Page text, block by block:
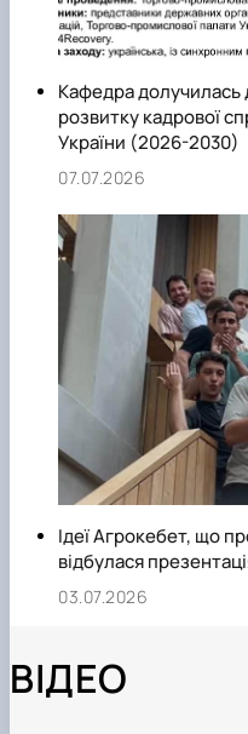
Кафедра долучилась
розвитку кадрової
України (2026-2030)
07.07.2026
Ідеї Агрокебет, що
відбулася
03.07.2026
ВІДЕО